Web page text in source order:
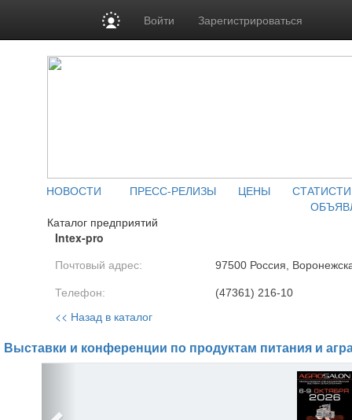
Войти Зарегистрироваться
НОВОСТИ ПРЕСС-РЕЛИЗЫ ЦЕНЫ
Каталог предприятий
Intex-pro
Почтовый адрес: 97500 Россия,
Телефон: (47361) 216-10
<< Назад в каталог
Выставки и конференции по продуктам питания и